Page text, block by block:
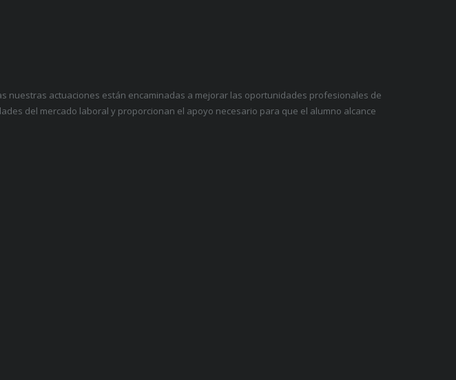
nuestras actuaciones están encaminadas a mejorar las oportunidades profesionales de
del mercado laboral y proporcionan el apoyo necesario para que el alumno alcance